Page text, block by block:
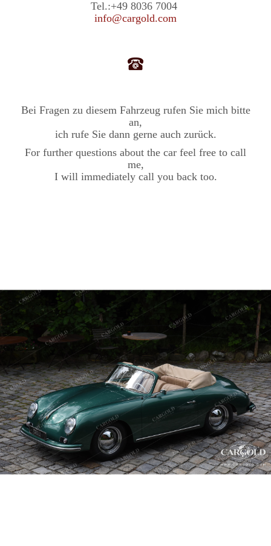
Tel.:+49 8036 7004
info@cargold.com
Bei Fragen zu diesem Fahrzeug rufen Sie mich bitte
an,
ich rufe Sie dann gerne auch zurück.
For further questions about the car feel free to call
me,
I will immediately call you back too.